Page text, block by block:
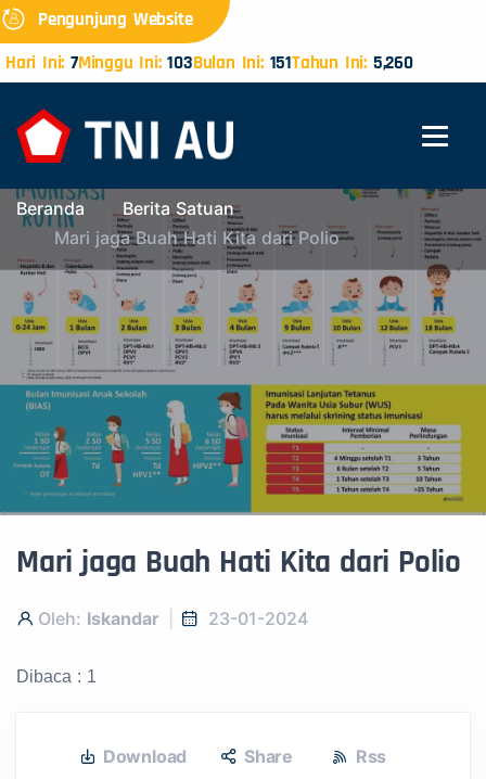
Pengunjung Website
Hari Ini: 7Minggu Ini:103Bulan Ini:151Tahun Ini: 5,260
Beranda
Berita Satuan
Mari jaga Buah Hati Kita dari Polio
Mari jaga Buah Hati Kita dari Polio
Oleh: Iskandar 23-01-2024
Dibaca : 1
Download Share Rss